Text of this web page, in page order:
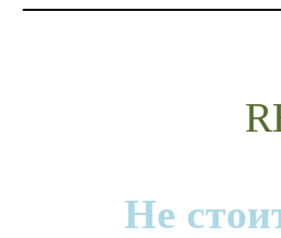
Не